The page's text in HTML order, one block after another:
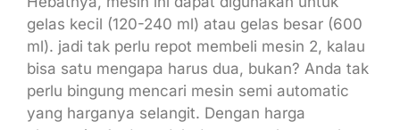
gelas kecil (120-240 ml) atau gelas besar (600
ml). jadi tak perlu repot membeli mesin 2, kalau
bisa satu mengapa harus dua, bukan? Anda tak
perlu bingung mencari mesin semi automatic
yang harganya selangit. Dengan harga